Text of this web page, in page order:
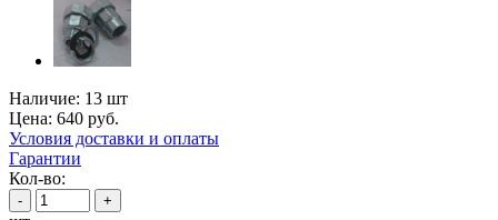
Наличие: 13 шт
Цена: 640 руб.
Условия доставки и оплаты
Гарантии
Кол-во:
- +